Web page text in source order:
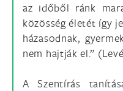
az időből ránk
közösség életét így
házasodnak,
nem hajtják el.”
A Szentírás